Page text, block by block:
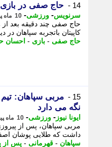
14 - حاج صفی در بازی
سرنویس- ورزشی- 10 ماه پیش - سه شنبه 29 مهر 1404، 19:48
حاج صفی چند دقیقه بعد
کاپیتان باتجربه سپاهان
حاج صفی - بازی - احسان
15 -
مربی سپاهان: تیم
نگه می دارد
ایونا نیوز - ورزشی- 10 ماه پیش - شنبه 26 مهر 1404، 12:11
مربی سپاهان، پس از
داشت که طلایی پوشان
سپاهان - قهرمانی - پس از